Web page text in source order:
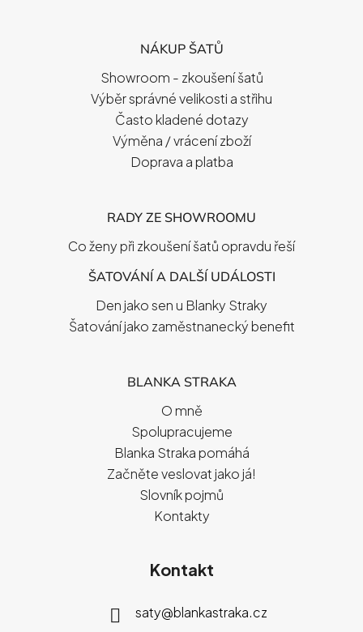
NÁKUP ŠATŮ
Showroom - zkoušení šatů
Výběr správné velikosti a střihu
Často kladené dotazy
Výměna / vrácení zboží
Doprava a platba
RADY ZE SHOWROOMU
Co ženy při zkoušení šatů opravdu řeší
ŠATOVÁNÍ A DALŠÍ UDÁLOSTI
Den jako sen u Blanky Straky
Šatování jako zaměstnanecký benefit
BLANKA STRAKA
O mně
Spolupracujeme
Blanka Straka pomáhá
Začněte veslovat jako já!
Slovník pojmů
Kontakty
Kontakt
saty@blankastraka.cz